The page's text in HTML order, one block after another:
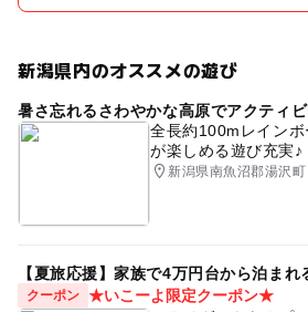
新潟県内のオススメの遊び
暑さ忘れるさわやかな高原でアクティビ
全長約100mレイン
が楽しめる遊び充実♪
新潟県南魚沼郡湯沢町
【夏旅応援】家族で4万円台から泊ま
クーポン ★いこーよ限定クーポン★